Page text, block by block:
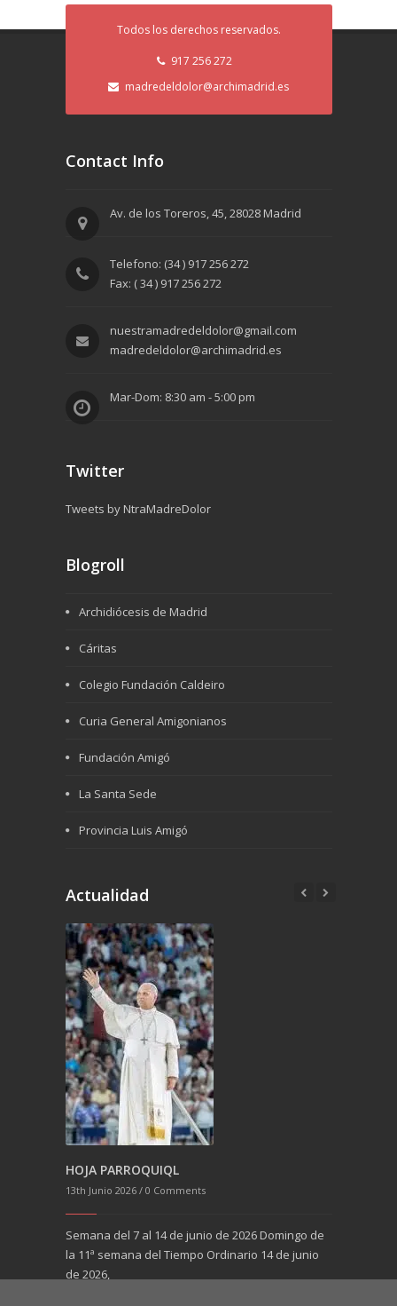
Todos los derechos reservados.
917 256 272
madredeldolor@archimadrid.es
Contact Info
Av. de los Toreros, 45, 28028 Madrid
Telefono: (34 ) 917 256 272
Fax: ( 34 ) 917 256 272
nuestramadredeldolor@gmail.com
madredeldolor@archimadrid.es
Mar-Dom: 8:30 am - 5:00 pm
Twitter
Tweets by NtraMadreDolor
Blogroll
Archidiócesis de Madrid
Cáritas
Colegio Fundación Caldeiro
Curia General Amigonianos
Fundación Amigó
La Santa Sede
Provincia Luis Amigó
Actualidad
HOJA PARROQUIQL
13th Junio 2026 / 0 Comments
Semana del 7 al 14 de junio de 2026 Domingo de
la 11ª semana del Tiempo Ordinario 14 de junio
de 2026,